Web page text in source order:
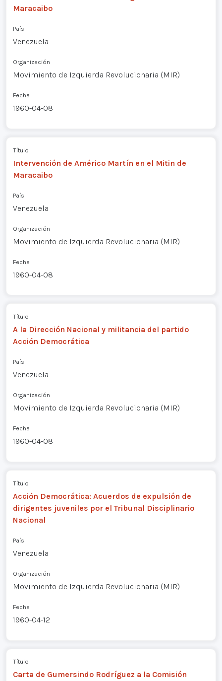
Maracaibo
País
Venezuela
Organización
Movimiento de Izquierda Revolucionaria (MIR)
Fecha
1960-04-08
Título
Intervención de Américo Martín en el Mitin de
Maracaibo
País
Venezuela
Organización
Movimiento de Izquierda Revolucionaria (MIR)
Fecha
1960-04-08
Título
A la Dirección Nacional y militancia del partido
Acción Democrática
País
Venezuela
Organización
Movimiento de Izquierda Revolucionaria (MIR)
Fecha
1960-04-08
Título
Acción Democrática: Acuerdos de expulsión de
dirigentes juveniles por el Tribunal Disciplinario
Nacional
País
Venezuela
Organización
Movimiento de Izquierda Revolucionaria (MIR)
Fecha
1960-04-12
Título
Carta de Gumersindo Rodríguez a la Comisión